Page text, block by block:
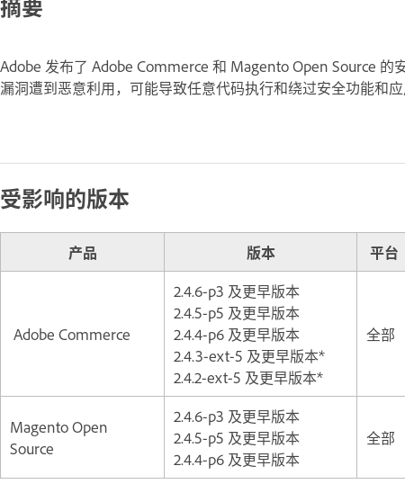
Adobe 发布了 Adobe Commerce 和 Magento Open Source 的
漏洞遭到恶意利用，可能导致任意代码执行和绕过安全功能和应
受影响的版本
产品 版本 平台
Adobe Commerce
2.4.6-p3 及更早版本
2.4.5-p5 及更早版本
2.4.4-p6 及更早版本
2.4.3-ext-5 及更早版本*
2.4.2-ext-5 及更早版本*
全部
Magento Open
Source
2.4.6-p3 及更早版本
2.4.5-p5 及更早版本
2.4.4-p6 及更早版本
全部